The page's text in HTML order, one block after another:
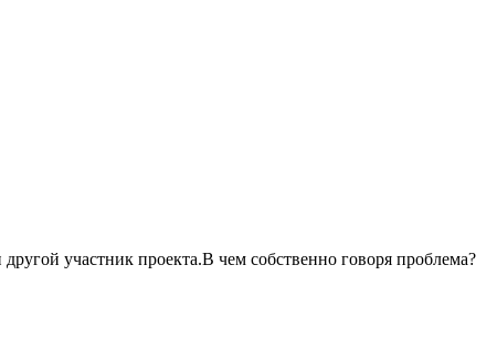
участник проекта.В чем собственно говоря проблема?